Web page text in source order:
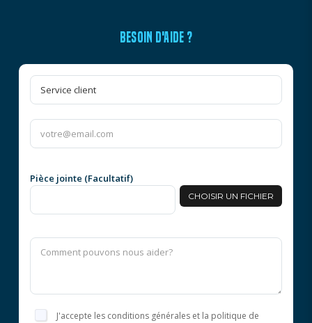
BESOIN D'AIDE ?
Pièce jointe (Facultatif)
CHOISIR UN FICHIER
J'accepte les conditions générales et la politique de